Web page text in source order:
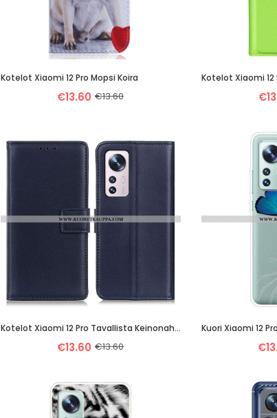
Kotelot Xiaomi 12 Pro Mopsi Koira
€13.60 €13.60
Kotelot Xiaomi 12
Kotelot Xiaomi 12 Pro Tavallista Keinonahkaa
€13.60 €13.60